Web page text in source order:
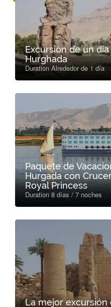
Excursión de un
Hurghada
Duration Alrededor de 1 día
Paquete de
Hurgada con
Royal Princess
Duration 8 días / 7 noches
La mejor excursión